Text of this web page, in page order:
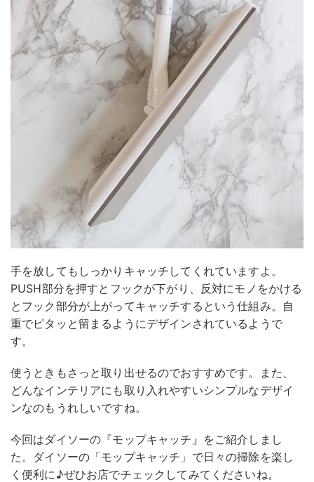
手を放してもしっかりキャッチしてくれていますよ。
PUSH部分を押すとフックが下がり、反対にモノをかける
とフック部分が上がってキャッチするという仕組み。自
重でピタッと留まるようにデザインされているようで
す。
使うときもさっと取り出せるのでおすすめです。また、
どんなインテリアにも取り入れやすいシンプルなデザイ
ンなのもうれしいですね。
今回はダイソーの『モップキャッチ』をご紹介しまし
た。ダイソーの「モップキャッチ」で日々の掃除を楽し
く便利に♪ぜひお店でチェックしてみてくださいね。